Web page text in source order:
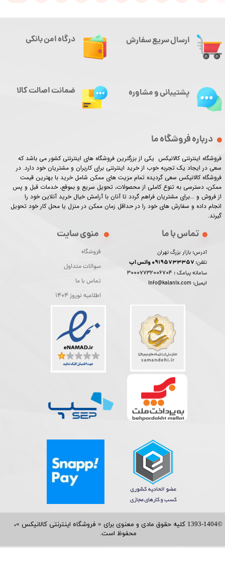
©1393-1404 کلیه حقوق مادی و معنوی برای « فروشگاه اینترنتی کالانیکس »،
محفوظ است.​​​​​​​
ارسال سریع سفارش
درباره فروشگاه ما
فروشگاه اینترنتی کالانیکس یکی از بزرگترین فروشگاه های اینترنتی کشور می باشد که
سعی در ایجاد یک تجربه خوب از خرید اینترنتی برای کاربران و مشتریان خود دارد. در
فروشگاه کالانیکس سعی گردیده تمام مزیت های ممکن شامل خرید با بهترین قیمت
ممکن، دسترسی به تنوع کاملی از محصولات، تحویل سریع و بموقع، خدمات قبل و پس
از فروش و ...برای مشتریان فراهم گردد تا آنان با آرامش خیال خرید آنلاین خود را
انجام داده و سفارش های خود را در حداقل زمان ممکن در منزل یا محل کار خود تحویل
گیرند.​​​​​​​
منوی سایت
فروشگاه
سوالات متداول
تماس با ما
اطلاعیه نوروز 1404
تماس با ما
آدرس: بازار بزرگ تهران
تلفن:
سامانه پیامک : 30007732006704
ایمیل: info@kalanix.com
درگاه امن بانکی
پشتیبانی و مشاوره ضمانت اصالت کالا